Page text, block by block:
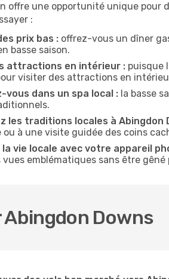
offre une opportunité unique
:
prix bas : offrez-vous un dîner
basse saison.
attractions en intérieur : puisque
visiter des attractions en
vous dans un spa local : la basse
les traditions locales à Abingdon
ou à une visite guidée des coins
vie locale avec votre appareil
vues emblématiques sans être gêné
Abingdon Downs